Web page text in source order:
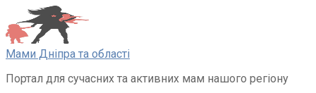
Перейти
до
вмісту
Мами Дніпра та області
Портал для сучасних та активних мам нашого регіону